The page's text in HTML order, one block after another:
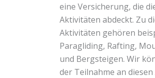
eine Versicherung, die
Aktivitäten abdeckt. Zu
Aktivitäten gehören
Paragliding, Rafting,
und Bergsteigen. Wir
der Teilnahme an